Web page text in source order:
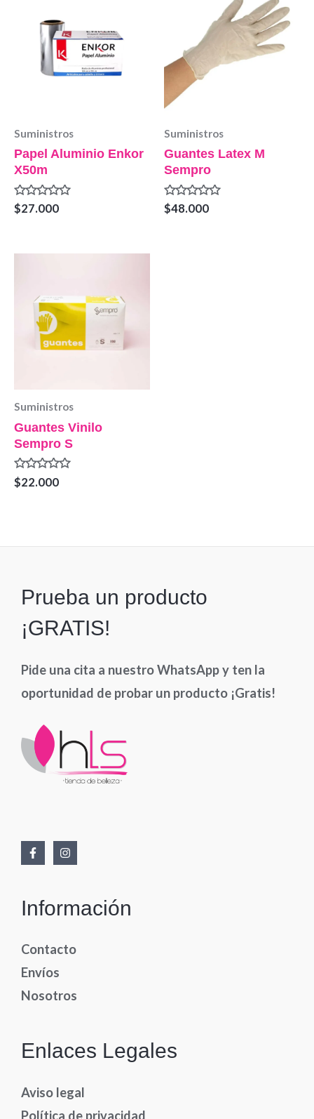
Suministros
Papel Aluminio Enkor
X50m
Valorado
en
$27.000
Suministros
Guantes Latex M
Sempro
Valorado
en
$48.000
Suministros
Guantes Vinilo
Sempro S
Valorado
en
$22.000
Prueba un producto
¡GRATIS!
Pide una cita a nuestro WhatsApp y ten la
oportunidad de probar un producto ¡Gratis!
Información
Contacto
Envíos
Nosotros
Enlaces Legales
Aviso legal
Política de privacidad